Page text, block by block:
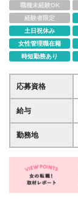
職種未経験OK
経験者限定
土日祝休み
女性管理職在籍
時短勤務あり
応募資格
給与
勤務地